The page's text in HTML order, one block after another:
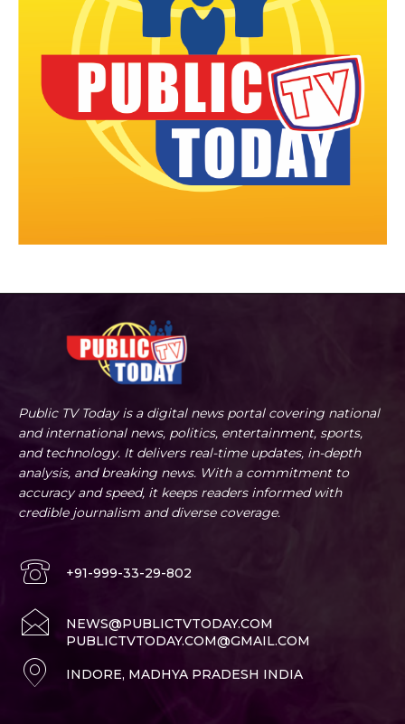
Public TV Today is a digital news portal covering national
and international news, politics, entertainment, sports,
and technology. It delivers real-time updates, in-depth
analysis, and breaking news. With a commitment to
accuracy and speed, it keeps readers informed with
credible journalism and diverse coverage.
+91-999-33-29-802
NEWS@PUBLICTVTODAY.COM
PUBLICTVTODAY.COM@GMAIL.COM
INDORE, MADHYA PRADESH INDIA